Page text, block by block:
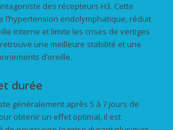
des récepteurs H3. Cette
l’hypertension endolymphatique, réduit
interne et limite les crises de vertiges
une meilleure stabilité et une
d’oreille.
durée
généralement après 5 à 7 jours de
obtenir un effet optimal, il est